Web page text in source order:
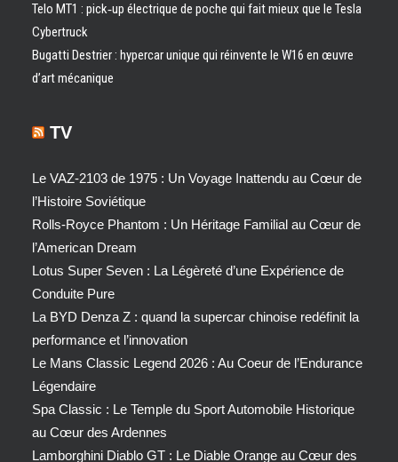
Telo MT1 : pick‑up électrique de poche qui fait mieux que le Tesla
Cybertruck
Bugatti Destrier : hypercar unique qui réinvente le W16 en œuvre
d’art mécanique
TV
Le VAZ-2103 de 1975 : Un Voyage Inattendu au Cœur de
l’Histoire Soviétique
Rolls-Royce Phantom : Un Héritage Familial au Cœur de
l’American Dream
Lotus Super Seven : La Légèreté d’une Expérience de
Conduite Pure
La BYD Denza Z : quand la supercar chinoise redéfinit la
performance et l’innovation
Le Mans Classic Legend 2026 : Au Coeur de l’Endurance
Légendaire
Spa Classic : Le Temple du Sport Automobile Historique
au Cœur des Ardennes
Lamborghini Diablo GT : Le Diable Orange au Cœur des